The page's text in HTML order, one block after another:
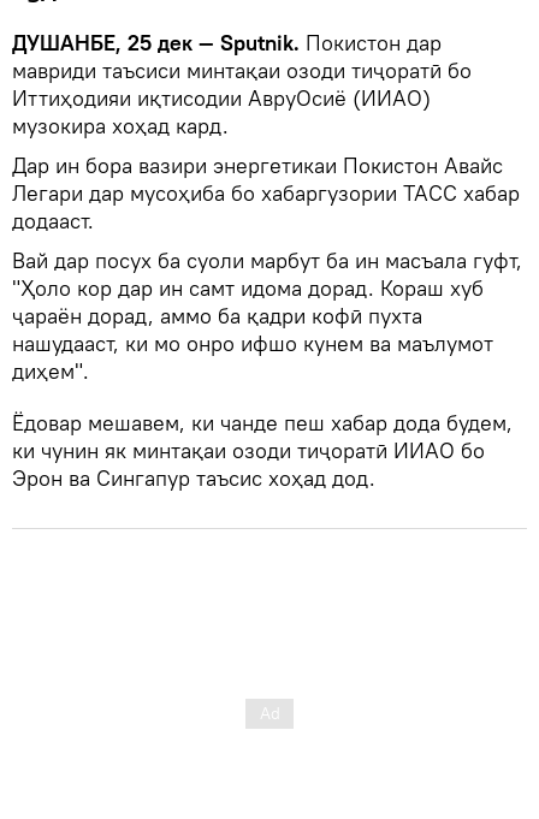
ДУШАНБЕ, 25 дек — Sputnik. Покистон дар
мавриди таъсиси минтақаи озоди тиҷоратӣ бо
Иттиҳодияи иқтисодии АвруОсиё (ИИАО)
музокира хоҳад кард.
Дар ин бора вазири энергетикаи Покистон Авайс
Легари дар мусоҳиба бо хабаргузории ТАСС хабар
додааст.
Вай дар посух ба суоли марбут ба ин масъала гуфт,
"Ҳоло кор дар ин самт идома дорад. Кораш хуб
ҷараён дорад, аммо ба қадри кофӣ пухта
нашудааст, ки мо онро ифшо кунем ва маълумот
диҳем".
Ёдовар мешавем, ки чанде пеш хабар дода будем,
ки чунин як минтақаи озоди тиҷоратӣ ИИАО бо
Эрон ва Сингапур таъсис хоҳад дод.